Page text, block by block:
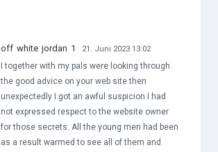
off white jordan 1 21. Juni 2023 13:02
I together with my pals were looking through
the good advice on your web site then
unexpectedly I got an awful suspicion I had
not expressed respect to the website owner
for those secrets. All the young men had been
as a result warmed to see all of them and